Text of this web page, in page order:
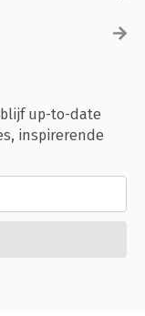
up-to-date
inspirerende